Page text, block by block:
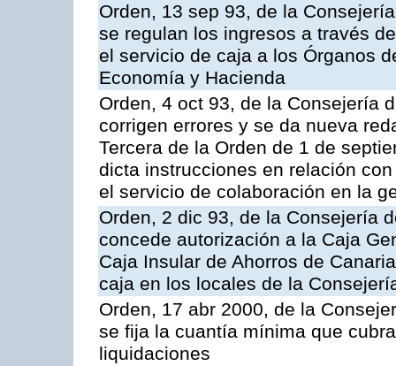
Orden, 13 sep 93, de la
se regulan los ingresos a través
el servicio de caja a los Órganos
Economía y Hacienda
Orden, 4 oct 93, de la Consejería
corrigen errores y se da nueva
Tercera de la Orden de 1 de
dicta instrucciones en relación
el servicio de colaboración en la
Orden, 2 dic 93, de la Consejería
concede autorización a la Caja
Caja Insular de Ahorros de
caja en los locales de la
Orden, 17 abr 2000, de la
se fija la cuantía mínima que
liquidaciones